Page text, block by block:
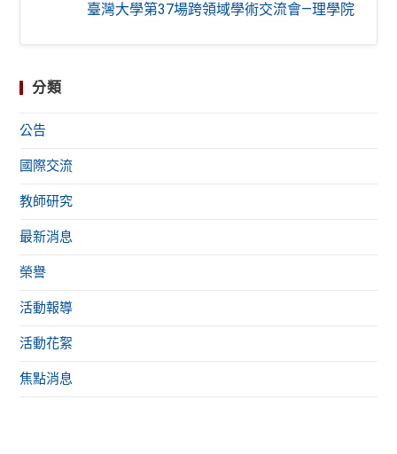
臺灣大學第37場跨領域學術交流會—理學院
分類
公告
國際交流
教師研究
最新消息
榮譽
活動報導
活動花絮
焦點消息